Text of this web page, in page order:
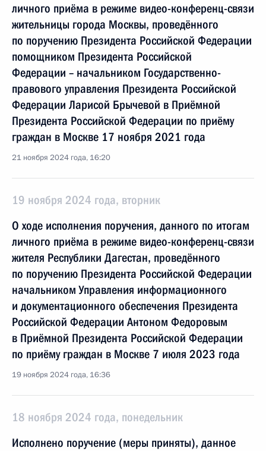
личного приёма в режиме видео-конференц-связи
жительницы города Москвы, проведённого
по поручению Президента Российской Федерации
помощником Президента Российской
Федерации – начальником Государственно-
правового управления Президента Российской
Федерации Ларисой Брычевой в Приёмной
Президента Российской Федерации по приёму
граждан в Москве 17 ноября 2021 года
21 ноября 2024 года, 16:20
19 ноября 2024 года, вторник
О ходе исполнения поручения, данного по итогам
личного приёма в режиме видео-конференц-связи
жителя Республики Дагестан, проведённого
по поручению Президента Российской Федерации
начальником Управления информационного
и документационного обеспечения Президента
Российской Федерации Антоном Федоровым
в Приёмной Президента Российской Федерации
по приёму граждан в Москве 7 июля 2023 года
19 ноября 2024 года, 16:36
18 ноября 2024 года, понедельник
Исполнено поручение (меры приняты), данное